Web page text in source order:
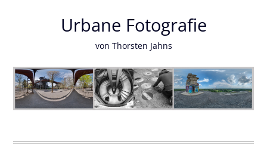
Urbane Fotografie
von Thorsten Jahns